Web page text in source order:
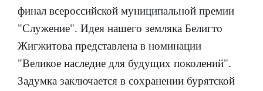
финал всероссийской муниципальной премии
"Служение". Идея нашего земляка Белигто
Жигжитова представлена в номинации
"Великое наследие для будущих поколений".
Задумка заключается в сохранении бурятской